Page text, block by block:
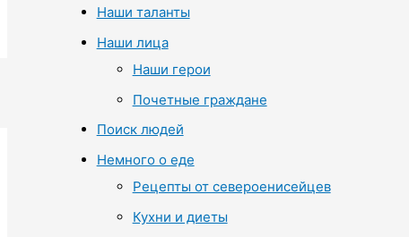
Наши таланты
Наши лица
Наши герои
Почетные граждане
Поиск людей
Немного о еде
Рецепты от североенисейцев
Кухни и диеты